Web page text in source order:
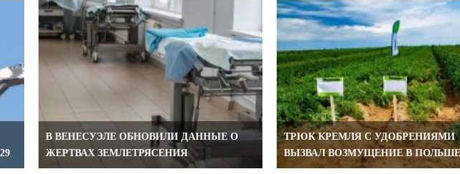
В ВЕНЕСУЭЛЕ ОБНОВИЛИ ДАННЫЕ О
ЖЕРТВАХ ЗЕМЛЕТРЯСЕНИЯ
ТРЮК КРЕМЛЯ С УДОБРЕНИЯМИ
ВЫЗВАЛ ВОЗМУЩЕНИЕ В ПОЛЬШЕ